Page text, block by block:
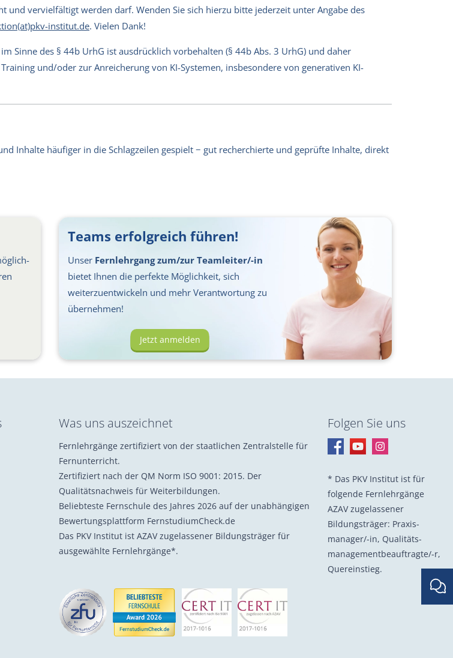
vervielfältigt werden darf. Wenden Sie sich hierzu bitte jederzeit unter Angabe des
institut.de. Vielen Dank!
Sinne des § 44b UrhG ist ausdrücklich vorbehalten (§ 44b Abs. 3 UrhG) und daher
und/oder zur Anreicherung von KI-Systemen, insbesondere von generativen KI-
Inhalte häufiger in die Schlagzeilen gespielt − gut recherchierte und geprüfte Inhalte, direkt
Teams erfolgreich führen!
Unser Fernlehrgang zum/zur Teamleiter/-in
bietet Ihnen die perfekte Möglichkeit, sich
weiterzuentwickeln und mehr Verantwortung zu
übernehmen!
Jetzt anmelden
Was uns auszeichnet
Fernlehrgänge zertifiziert von der staatlichen Zentralstelle für
Fernunterricht.
Zertifiziert nach der QM Norm ISO 9001: 2015. Der
Qualitätsnachweis für Weiterbildungen.
Beliebteste Fernschule des Jahres 2026 auf der unabhängigen
Bewertungsplattform FernstudiumCheck.de
Das PKV Institut ist AZAV zugelassener Bildungsträger für
ausgewählte Fernlehrgänge*.
Folgen Sie uns
* Das PKV Institut ist für
folgende Fernlehrgänge
AZAV zugelassener
Bildungsträger: Praxis­
manager/-in, Quali­täts­
management­beauf­tragte/-r,
Quer­einstieg.